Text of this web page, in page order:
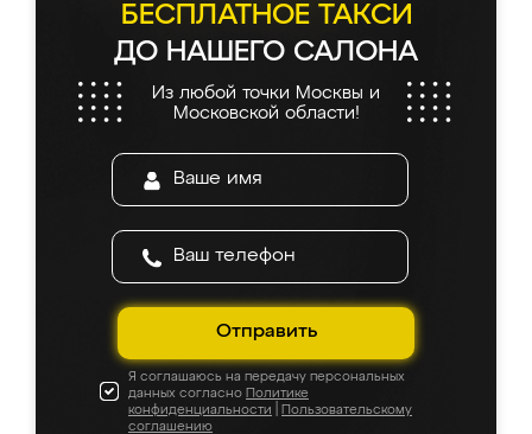
БЕСПЛАТНОЕ ТАКСИ
ДО НАШЕГО САЛОНА
Из любой точки Москвы и
Московской области!
Отправить
Я соглашаюсь на передачу персональных
данных согласно Политике
конфиденциальности
Пользовательскому
соглашению